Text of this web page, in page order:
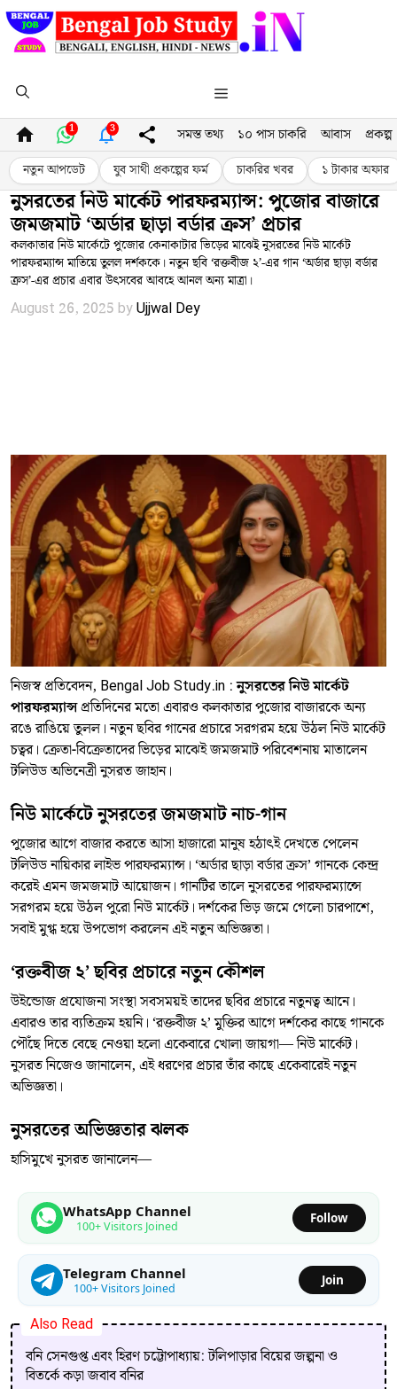
Skip
to
content
Menu
1 3 সমস্ত তথ্য ১০ পাস চাকরি আবাস প্রকল্প
নতুন আপডেট যুব সাথী প্রকল্পের ফর্ম চাকরির খবর ১ টাকার অফার
নুসরতের নিউ মার্কেট পারফরম্যান্স: পুজোর বাজারে
জমজমাট ‘অর্ডার ছাড়া বর্ডার ক্রস’ প্রচার
কলকাতার নিউ মার্কেটে পুজোর কেনাকাটার ভিড়ের মাঝেই নুসরতের নিউ মার্কেট
পারফরম্যান্স মাতিয়ে তুলল দর্শককে। নতুন ছবি ‘রক্তবীজ ২’-এর গান ‘অর্ডার ছাড়া বর্ডার
ক্রস’-এর প্রচার এবার উৎসবের আবহে আনল অন্য মাত্রা।
August 26, 2025 byUjjwal Dey
নিজস্ব প্রতিবেদন, Bengal Job Study.in :নুসরতের নিউ মার্কেট
পারফরম্যান্সপ্রতিদিনের মতো এবারও কলকাতার পুজোর বাজারকে অন্য
রঙে রাঙিয়ে তুলল। নতুন ছবির গানের প্রচারে সরগরম হয়ে উঠল নিউ মার্কেট
চত্বর। ক্রেতা-বিক্রেতাদের ভিড়ের মাঝেই জমজমাট পরিবেশনায় মাতালেন
টলিউড অভিনেত্রী নুসরত জাহান।
নিউ মার্কেটে নুসরতের জমজমাট নাচ-গান
পুজোর আগে বাজার করতে আসা হাজারো মানুষ হঠাৎই দেখতে পেলেন
টলিউড নায়িকার লাইভ পারফরম্যান্স। ‘অর্ডার ছাড়া বর্ডার ক্রস’ গানকে কেন্দ্র
করেই এমন জমজমাট আয়োজন। গানটির তালে নুসরতের পারফরম্যান্সে
সরগরম হয়ে উঠল পুরো নিউ মার্কেট। দর্শকের ভিড় জমে গেলো চারপাশে,
সবাই মুগ্ধ হয়ে উপভোগ করলেন এই নতুন অভিজ্ঞতা।
‘রক্তবীজ ২’ ছবির প্রচারে নতুন কৌশল
উইন্ডোজ প্রযোজনা সংস্থা সবসময়ই তাদের ছবির প্রচারে নতুনত্ব আনে।
এবারও তার ব্যতিক্রম হয়নি। ‘রক্তবীজ ২’ মুক্তির আগে দর্শকের কাছে গানকে
পৌঁছে দিতে বেছে নেওয়া হলো একেবারে খোলা জায়গা— নিউ মার্কেট।
নুসরত নিজেও জানালেন, এই ধরণের প্রচার তাঁর কাছে একেবারেই নতুন
অভিজ্ঞতা।
নুসরতের অভিজ্ঞতার ঝলক
হাসিমুখে নুসরত জানালেন—
WhatsApp Channel
100+ Visitors Joined
Follow
Telegram Channel
100+ Visitors Joined
Join
Also Read
বনি সেনগুপ্ত এবং হিরণ চট্টোপাধ্যায়: টলিপাড়ার বিয়ের জল্পনা ও
বিতর্কে কড়া জবাব বনির